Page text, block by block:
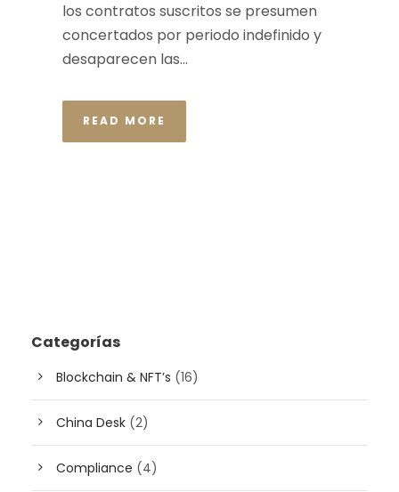
los contratos suscritos se presumen
concertados por periodo indefinido y
desaparecen las...
READ MORE
Categorías
Blockchain & NFT’s (16)
China Desk (2)
Compliance (4)